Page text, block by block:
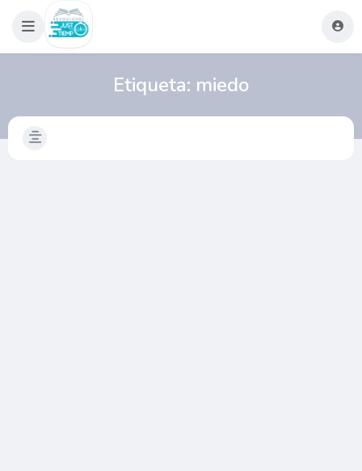
Etiqueta: miedo